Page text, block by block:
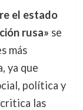
el estado
rusa» se
más
ya que
política y
las